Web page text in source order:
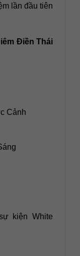
lần đầu tiên
Điền Thái
Cảnh
kiện White